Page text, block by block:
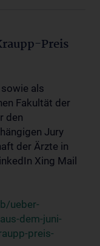
Preis
als
Fakultät der
den
Jury
der Ärzte in
Xing Mail
ueber-
dem-juni-
preis-